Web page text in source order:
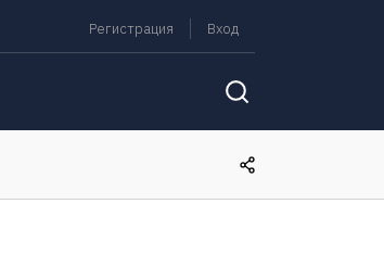
Регистрация Вход